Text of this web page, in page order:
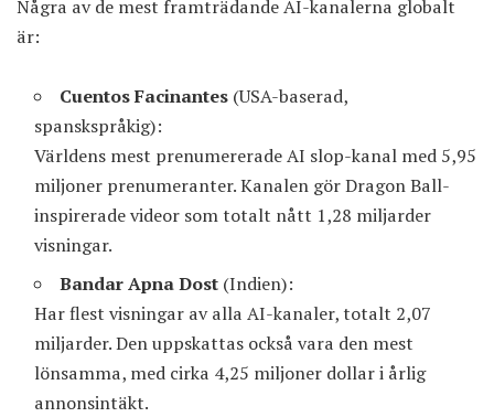
Några av de mest framträdande AI-kanalerna globalt
är:
Cuentos Facinantes (USA-baserad,
spanskspråkig):
Världens mest prenumererade AI slop-kanal med 5,95
miljoner prenumeranter. Kanalen gör Dragon Ball-
inspirerade videor som totalt nått 1,28 miljarder
visningar.
Bandar Apna Dost (Indien):
Har flest visningar av alla AI-kanaler, totalt 2,07
miljarder. Den uppskattas också vara den mest
lönsamma, med cirka 4,25 miljoner dollar i årlig
annonsintäkt.